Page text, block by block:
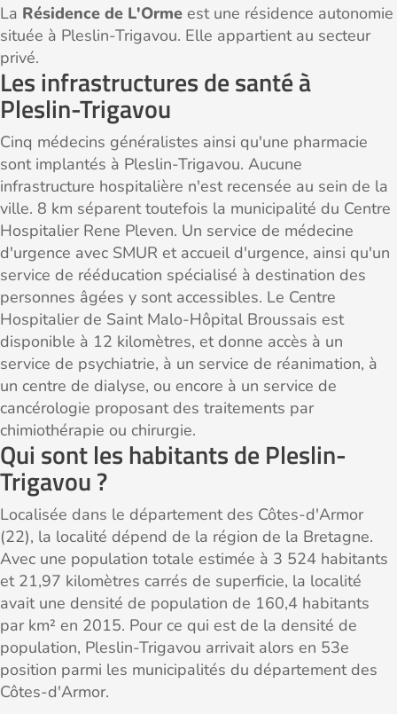
La Résidence de L'Orme est une résidence autonomie
située à Pleslin-Trigavou. Elle appartient au secteur
privé.
Les infrastructures de santé à
Pleslin-Trigavou
Cinq médecins généralistes ainsi qu'une pharmacie
sont implantés à Pleslin-Trigavou. Aucune
infrastructure hospitalière n'est recensée au sein de la
ville. 8 km séparent toutefois la municipalité du Centre
Hospitalier Rene Pleven. Un service de médecine
d'urgence avec SMUR et accueil d'urgence, ainsi qu'un
service de rééducation spécialisé à destination des
personnes âgées y sont accessibles. Le Centre
Hospitalier de Saint Malo-Hôpital Broussais est
disponible à 12 kilomètres, et donne accès à un
service de psychiatrie, à un service de réanimation, à
un centre de dialyse, ou encore à un service de
cancérologie proposant des traitements par
chimiothérapie ou chirurgie.
Qui sont les habitants de Pleslin-
Trigavou ?
Localisée dans le département des Côtes-d'Armor
(22), la localité dépend de la région de la Bretagne.
Avec une population totale estimée à 3 524 habitants
et 21,97 kilomètres carrés de superficie, la localité
avait une densité de population de 160,4 habitants
par km² en 2015. Pour ce qui est de la densité de
population, Pleslin-Trigavou arrivait alors en 53e
position parmi les municipalités du département des
Côtes-d'Armor.